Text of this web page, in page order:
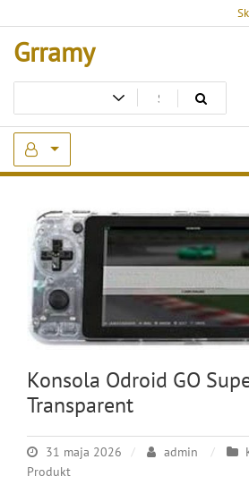
to
content
Grramy
Konsola Odroid GO
Transparent
31 maja 2026 admin
Produkt